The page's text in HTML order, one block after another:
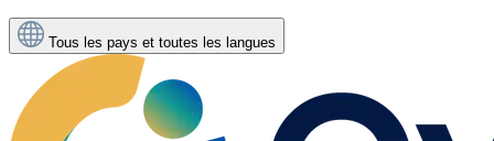
Tous les pays et toutes les langues